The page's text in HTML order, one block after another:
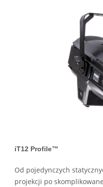
iT12 Profile™
Od pojedynczych
projekcji po